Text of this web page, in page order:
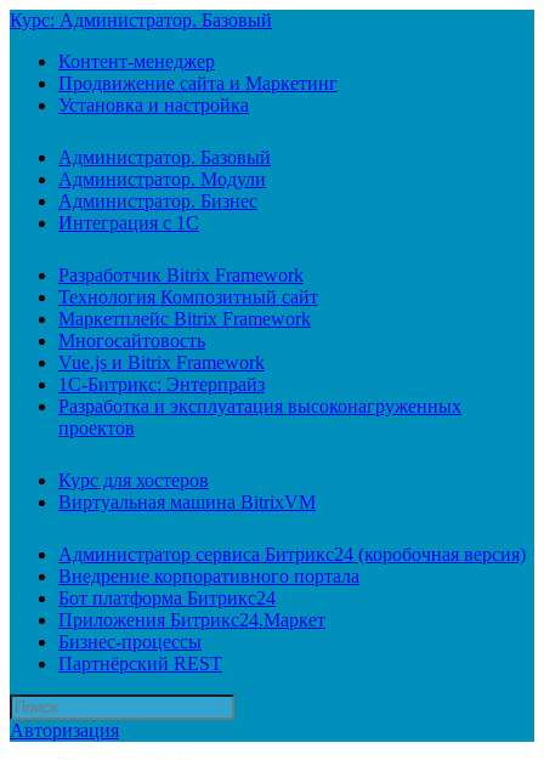
Курс: Администратор. Базовый
Контент-менеджер
Продвижение сайта и Маркетинг
Установка и настройка
Администратор. Базовый
Администратор. Модули
Администратор. Бизнес
Интеграция с 1С
Разработчик Bitrix Framework
Технология Композитный сайт
Маркетплейс Bitrix Framework
Многосайтовость
Vue.js и Bitrix Framework
1С-Битрикс: Энтерпрайз
Разработка и эксплуатация высоконагруженных
проектов
Курс для хостеров
Виртуальная машина BitrixVM
Администратор сервиса Битрикс24 (коробочная версия)
Внедрение корпоративного портала
Бот платформа Битрикс24
Приложения Битрикс24.Маркет
Бизнес-процессы
Партнёрский REST
Авторизация